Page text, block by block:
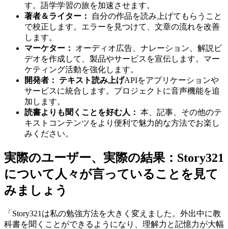
す。語学学習の旅を加速させます。
著者＆ライター：
自分の作品を読み上げてもらうこと
で校正します。エラーを見つけて、文章の流れを改善
します。
マーケター：
オーディオ広告、ナレーション、解説ビ
デオを作成して、製品やサービスを宣伝します。マー
ケティング活動を強化します。
開発者：
テキスト読み上げAPIをアプリケーションや
サービスに統合します。プロジェクトに音声機能を追
加します。
読書よりも聞くことを好む人： 本、記事、その他のテ
キストコンテンツをより便利で魅力的な方法でお楽し
みください。
実際のユーザー、実際の結果：Story321
について人々が言っていることを見て
みましょう
「Story321は私の勉強方法を大きく変えました。外出中に教
科書を聞くことができるようになり、理解力と記憶力が大幅